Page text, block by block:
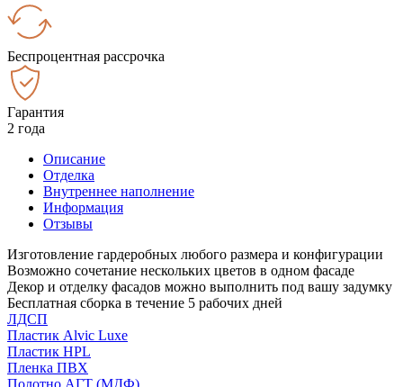
Беспроцентная рассрочка
Гарантия
2 года
Описание
Отделка
Внутреннее наполнение
Информация
Отзывы
Изготовление гардеробных любого размера и конфигурации
Возможно сочетание нескольких цветов в одном фасаде
Декор и отделку фасадов можно выполнить под вашу задумку
Бесплатная сборка в течение 5 рабочих дней
ЛДСП
Пластик Alvic Luxe
Пластик HPL
Пленка ПВХ
Полотно АГТ (МДФ)